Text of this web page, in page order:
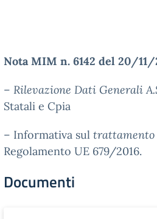
Nota MIM n. 6142 del 20/
– Rilevazione Dati Generali
Statali e Cpia
– Informativa sul trattamento
Regolamento UE 679/2016.
Documenti